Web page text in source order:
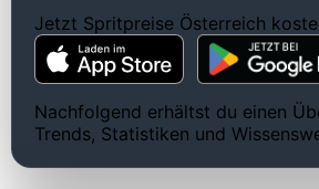
Jetzt Spritpreise Österreich
Nachfolgend erhältst du einen
Trends, Statistiken und